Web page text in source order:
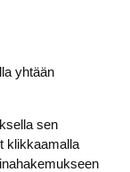
yhtään
sen
klikkaamalla